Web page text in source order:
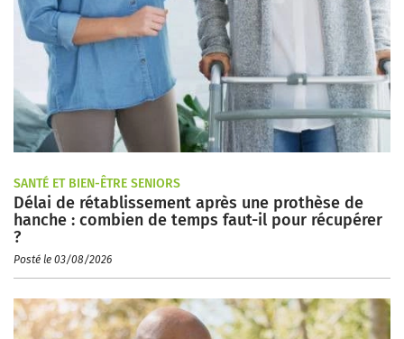
SANTÉ ET BIEN-ÊTRE SENIORS
Délai de rétablissement après une prothèse de
hanche : combien de temps faut-il pour récupérer
?
Posté le 03/08/2026